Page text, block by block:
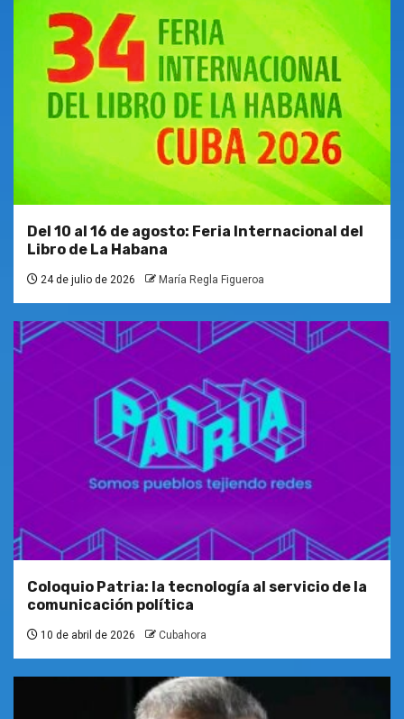
Del 10 al 16 de agosto: Feria Internacional del
Libro de La Habana
24 de julio de 2026 María Regla Figueroa
Coloquio Patria: la tecnología al servicio de la
comunicación política
10 de abril de 2026 Cubahora